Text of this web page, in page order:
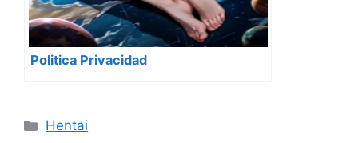
Politica Privacidad
Categorías
Hentai